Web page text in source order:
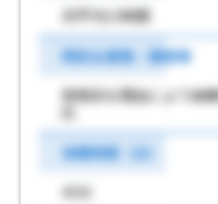
月平均15時間
特別な事情・期間等
突発的な理由により納
休憩時間（分）
45分